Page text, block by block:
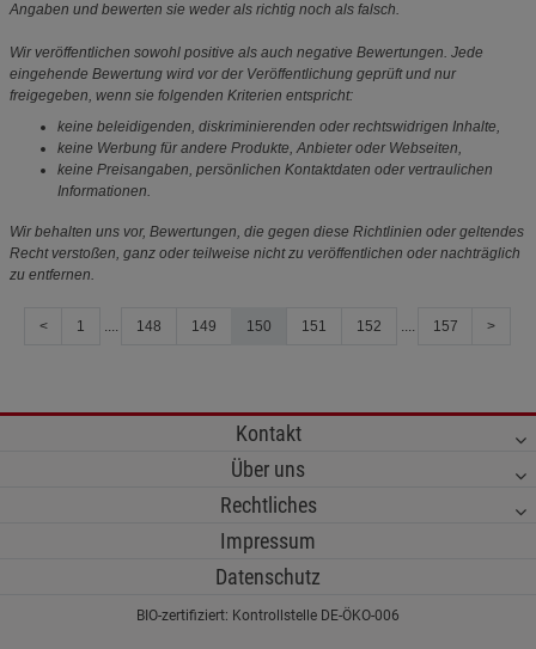
Angaben und bewerten sie weder als richtig noch als falsch.
Wir veröffentlichen sowohl positive als auch negative Bewertungen. Jede
eingehende Bewertung wird vor der Veröffentlichung geprüft und nur
freigegeben, wenn sie folgenden Kriterien entspricht:
keine beleidigenden, diskriminierenden oder rechtswidrigen Inhalte,
keine Werbung für andere Produkte, Anbieter oder Webseiten,
keine Preisangaben, persönlichen Kontaktdaten oder vertraulichen
Informationen.
Wir behalten uns vor, Bewertungen, die gegen diese Richtlinien oder geltendes
Recht verstoßen, ganz oder teilweise nicht zu veröffentlichen oder nachträglich
zu entfernen.
< 1 .... 148 149 150 151 152 .... 157 >
Kontakt
Über uns
Rechtliches
Impressum
Datenschutz
BIO-zertifiziert: Kontrollstelle DE-ÖKO-006